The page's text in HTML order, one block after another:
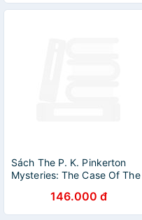
Sách The P. K. Pinkerton
Mysteries: The Case Of The
146.000 đ